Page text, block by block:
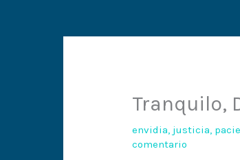
Tranquilo,
envidia, justicia,
comentario